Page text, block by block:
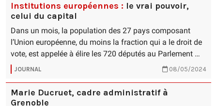
Institutions européennes : le vrai pouvoir,
celui du capital
Dans un mois, la population des 27 pays composant
l’Union européenne, du moins la fraction qui a le droit de
vote, est appelée à élire les 720 députés au Parlement …
JOURNAL 08/05/2024
Marie Ducruet, cadre administratif à
Grenoble